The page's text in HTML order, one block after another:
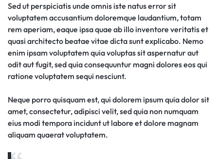
Sed ut perspiciatis unde omnis iste natus error sit
voluptatem accusantium doloremque laudantium, totam
rem aperiam, eaque ipsa quae ab illo inventore veritatis et
quasi architecto beatae vitae dicta sunt explicabo. Nemo
enim ipsam voluptatem quia voluptas sit aspernatur aut
odit aut fugit, sed quia consequuntur magni dolores eos qui
ratione voluptatem sequi nesciunt.
Neque porro quisquam est, qui dolorem ipsum quia dolor sit
amet, consectetur, adipisci velit, sed quia non numquam
eius modi tempora incidunt ut labore et dolore magnam
aliquam quaerat voluptatem.